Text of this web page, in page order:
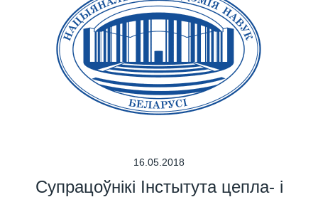
16.05.2018
Супрацоўнікі Інстытута цепла- і